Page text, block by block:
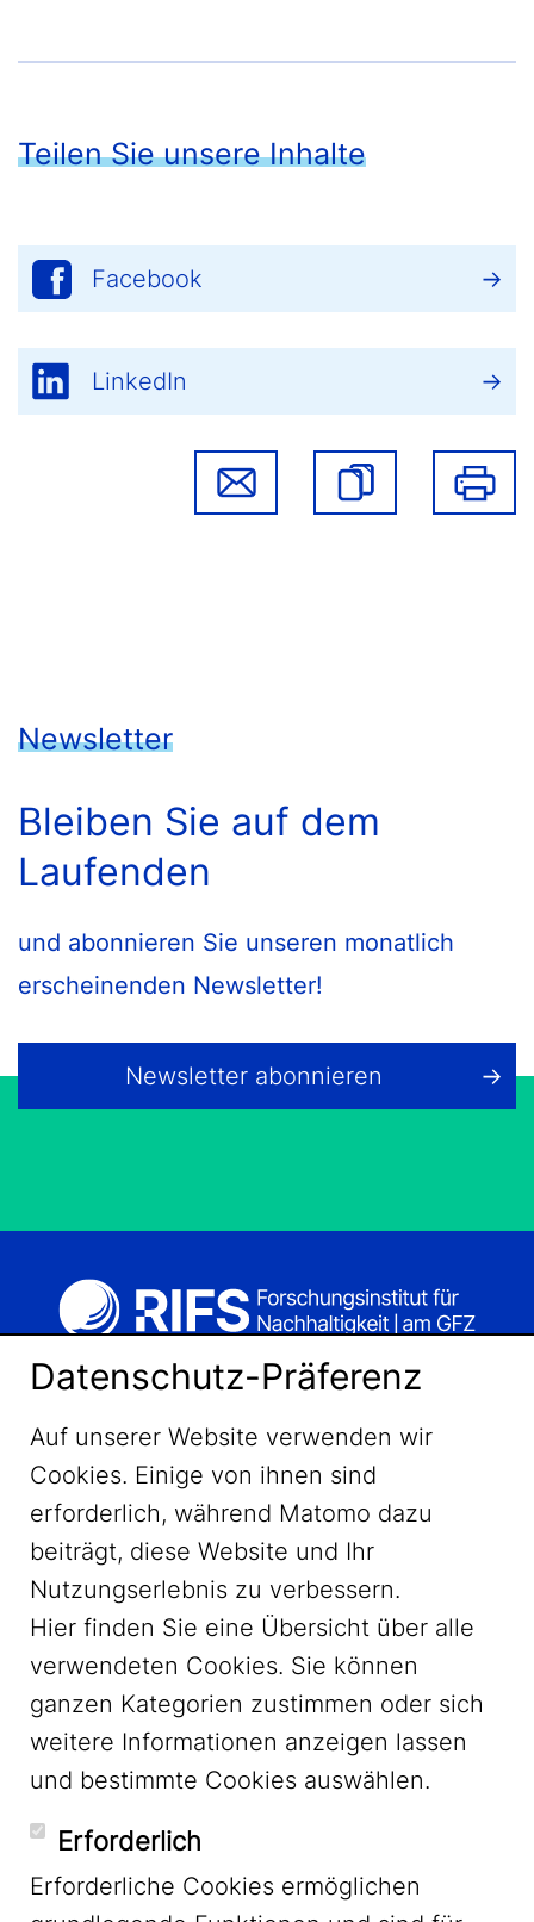
Teilen Sie unsere Inhalte
Facebook
LinkedIn
Newsletter
Bleiben Sie auf dem
Laufenden
und abonnieren Sie unseren monatlich
erscheinenden Newsletter!
Newsletter abonnieren
LinkedIn
YouTube
Datenschutz-Präferenz
Auf unserer Website verwenden wir
Cookies. Einige von ihnen sind
erforderlich, während Matomo dazu
beiträgt, diese Website und Ihr
Nutzungserlebnis zu verbessern.
Hier finden Sie eine Übersicht über alle
verwendeten Cookies. Sie können
ganzen Kategorien zustimmen oder sich
weitere Informationen anzeigen lassen
und bestimmte Cookies auswählen.
Erforderlich
Erforderliche Cookies ermöglichen